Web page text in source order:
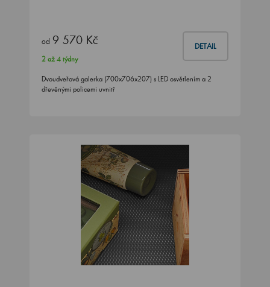
od 9 570 Kč DETAIL
2 až 4 týdny
Dvoudveřová galerka (700x706x207) s LED osvětlením a 2
dřevěnými policemi uvnitř